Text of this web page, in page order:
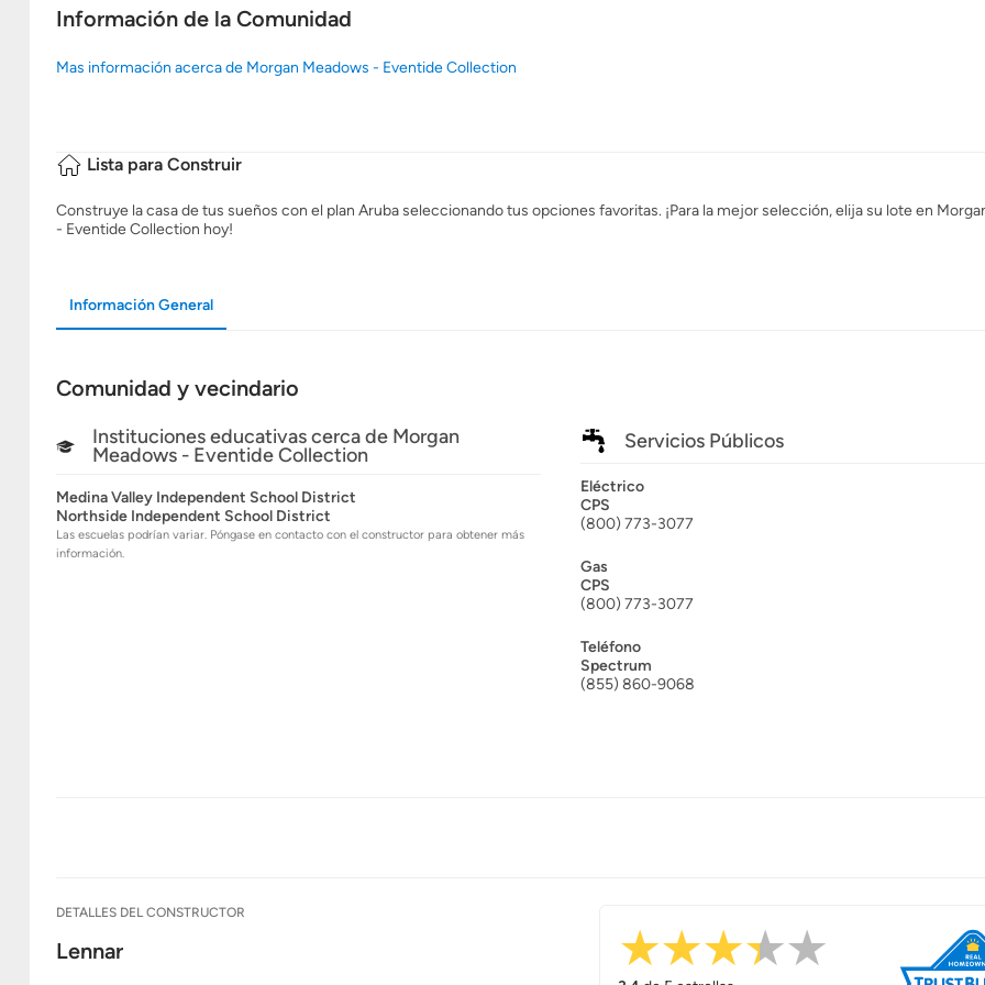
Información de la Comunidad
Mas información acerca de Morgan Meadows - Eventide Collection
Lista para Construir
Construye la casa de tus sueños con el plan Aruba seleccionando tus opciones favoritas. ¡Para la mejor selección, elija su lote en
- Eventide Collection hoy!
Información General
Comunidad y vecindario
Instituciones educativas cerca de Morgan
Meadows - Eventide Collection
Medina Valley Independent School District
Northside Independent School District
Las escuelas podrían variar. Póngase en contacto con el constructor para obtener más
información.
Servicios Públicos
Eléctrico
CPS
(800) 773-3077
Gas
CPS
(800) 773-3077
Teléfono
Spectrum
(855) 860-9068
DETALLES DEL CONSTRUCTOR
Lennar